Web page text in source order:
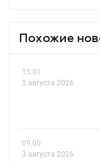
Похожие
15.01
5 августа 2026
09.00
3 августа 2026